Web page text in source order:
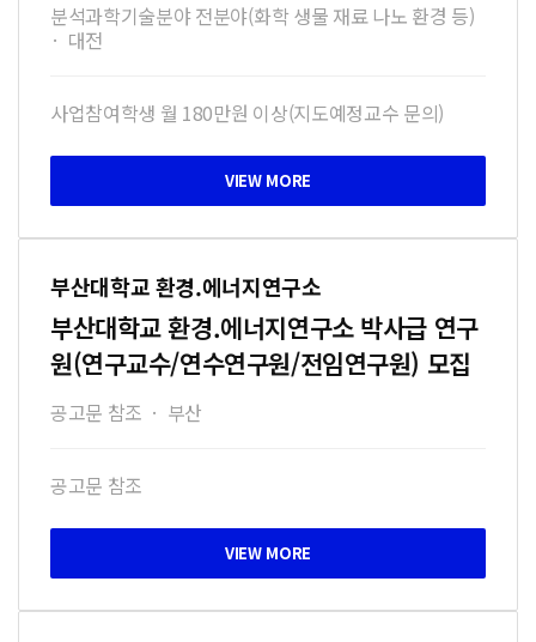
분석과학기술분야 전분야(화학 생물 재료 나노 환경 등)
· 대전
사업참여학생 월 180만원 이상(지도예정교수 문의)
부산대학교 환경.에너지연구소
부산대학교 환경.에너지연구소 박사급 연구
원(연구교수/연수연구원/전임연구원) 모집
공고문 참조 · 부산
공고문 참조